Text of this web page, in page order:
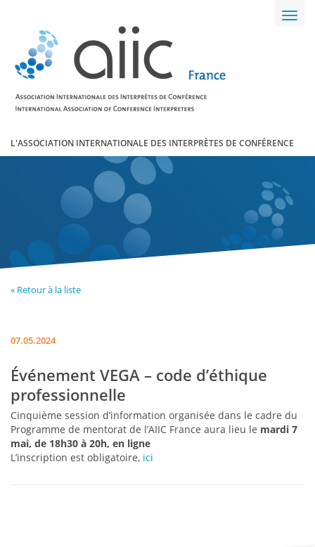
L'ASSOCIATION INTERNATIONALE DES INTERPRÈTES DE CONFÉRENCE
« Retour à la liste
07.05.2024
Événement VEGA – code d’éthique
professionnelle
Cinquième session d’information organisée dans le cadre du
Programme de mentorat de l’AIIC France aura lieu le mardi 7
mai, de 18h30 à 20h, en ligne
L’inscription est obligatoire, ici